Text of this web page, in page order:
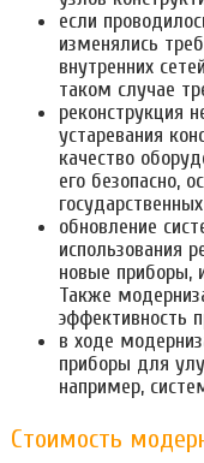
если
изменялись
внутренних
таком случае
реконструкция
устаревания
качество
его безопасно,
обновление
использования
новые приборы,
Также
эффективность
в ходе
приборы для
например,
Стоимость